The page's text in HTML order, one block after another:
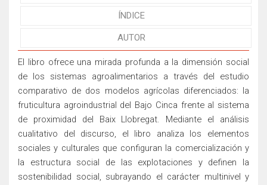
ÍNDICE
AUTOR
El libro ofrece una mirada profunda a la dimensión social
de los sistemas agroalimentarios a través del estudio
comparativo de dos modelos agrícolas diferenciados: la
fruticultura agroindustrial del Bajo Cinca frente al sistema
de proximidad del Baix Llobregat. Mediante el análisis
cualitativo del discurso, el libro analiza los elementos
sociales y culturales que configuran la comercialización y
la estructura social de las explotaciones y definen la
sostenibilidad social, subrayando el carácter multinivel y